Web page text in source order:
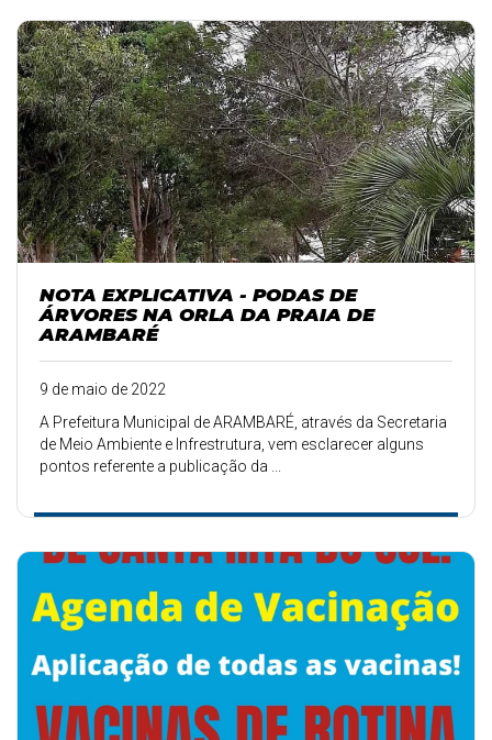
NOTA EXPLICATIVA - PODAS DE
ÁRVORES NA ORLA DA PRAIA DE
ARAMBARÉ
9 de maio de 2022
A Prefeitura Municipal de ARAMBARÉ, através da Secretaria
de Meio Ambiente e Infrestrutura, vem esclarecer alguns
pontos referente a publicação da ...